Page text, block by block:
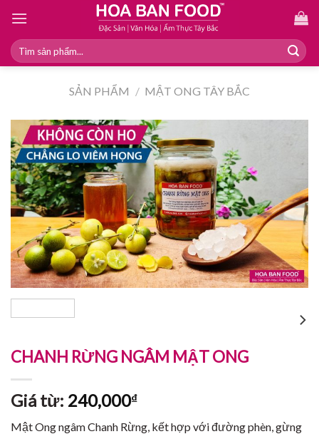
content
Tìm
kiếm:
SẢN PHẨM / MẬT ONG TÂY BẮC
CHANH RỪNG NGÂM MẬT ONG
Giá từ: 240,000₫
Mật Ong ngâm Chanh Rừng, kết hợp với đường phèn, gừng